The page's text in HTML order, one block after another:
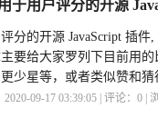
于用户评分的开源
分的开源 JavaScript 插件,
要给大家罗列下目前用的
少星等，或者类似赞和猜
09-17 03:39:05 | 评论：0 |